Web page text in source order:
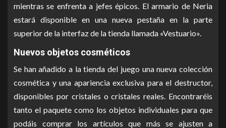
mientras se enfrenta a jefes épicos. El armario de Neria
estará disponible en una nueva pestaña en la parte
superior de la interfaz de la tienda llamada «Vestuario».
Nuevos objetos cosméticos
Se han añadido a la tienda del juego una nueva colección
cosmética y una apariencia exclusiva para el destructor,
disponibles por cristales o cristales reales. Encontraréis
tanto el paquete como los objetos individuales para que
podáis comprar los artículos que más se ajusten a